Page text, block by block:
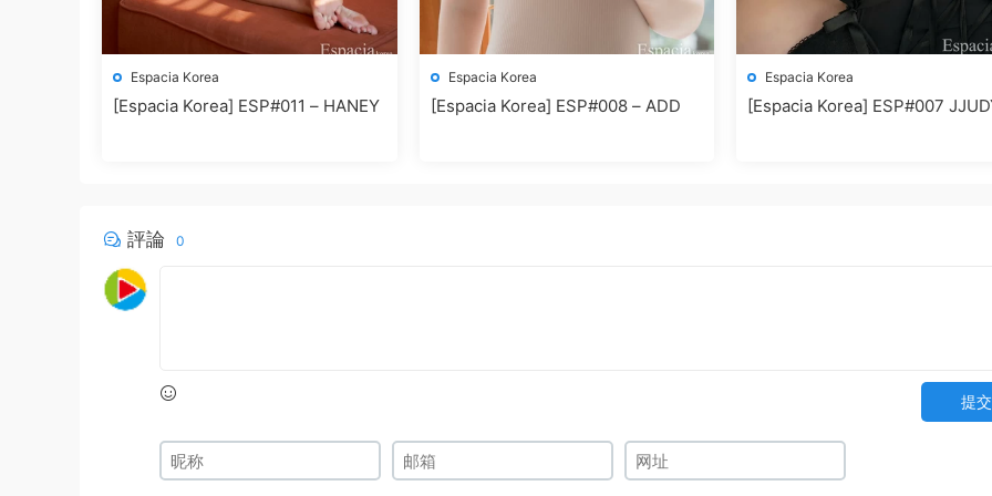
Espacia Korea
[Espacia Korea] ESP#011 – HANEY
Espacia Korea
[Espacia Korea] ESP#008 – ADD
Espacia Korea
[Espacia Korea] ESP#007
評論 0
提交